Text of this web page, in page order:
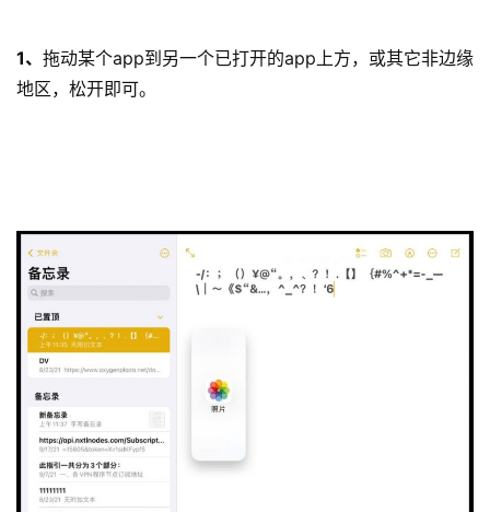
1、 拖动某个app到另一个已打开的app上方，或其它非边缘
地区，松开即可。